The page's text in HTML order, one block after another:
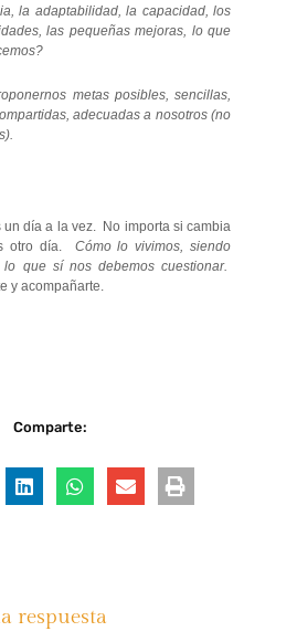
la adaptabilidad, la capacidad, los
las pequeñas mejoras, lo que
metas posibles, sencillas,
adecuadas a nosotros (no
un día a la vez. No importa si cambia
otro día. Cómo lo vivimos, siendo
lo que sí nos debemos cuestionar.
y acompañarte.
Comparte:
respuesta